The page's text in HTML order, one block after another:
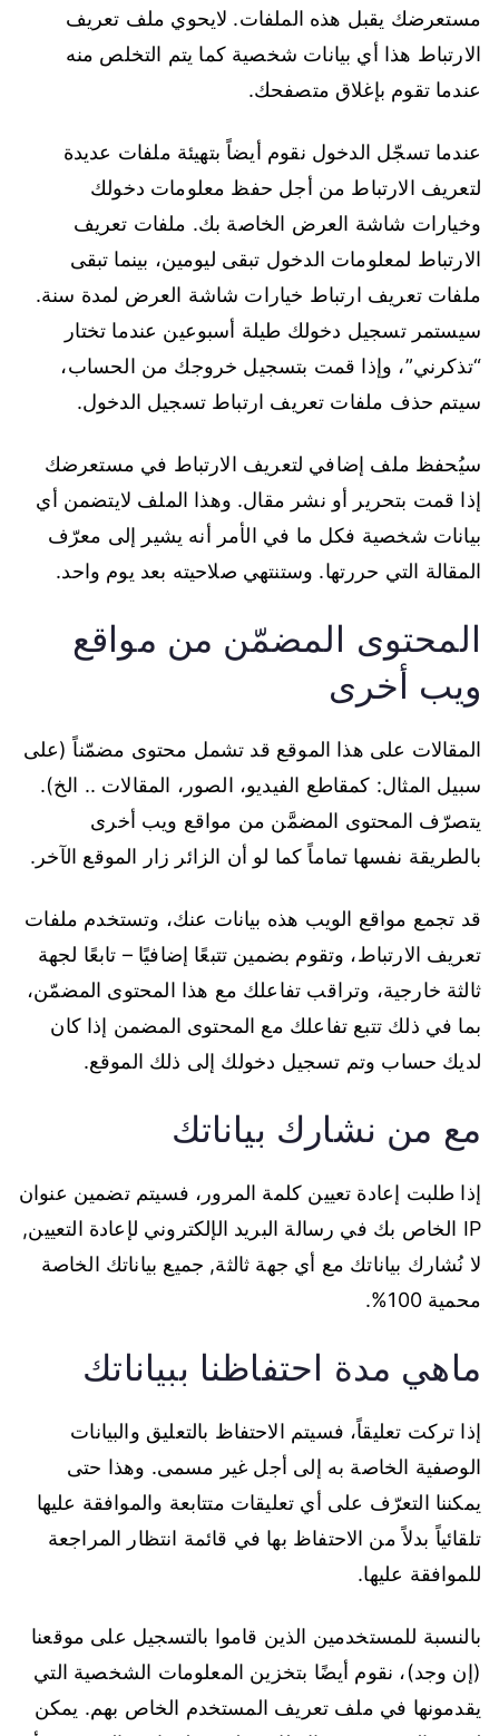
مستعرضك يقبل هذه الملفات. لايحوي ملف تعريف
الارتباط هذا أي بيانات شخصية كما يتم التخلص منه
عندما تقوم بإغلاق متصفحك.
عندما تسجّل الدخول نقوم أيضاً بتهيئة ملفات عديدة
لتعريف الارتباط من أجل حفظ معلومات دخولك
وخيارات شاشة العرض الخاصة بك. ملفات تعريف
الارتباط لمعلومات الدخول تبقى ليومين، بينما تبقى
ملفات تعريف ارتباط خيارات شاشة العرض لمدة سنة.
سيستمر تسجيل دخولك طيلة أسبوعين عندما تختار
“تذكرني”، وإذا قمت بتسجيل خروجك من الحساب،
سيتم حذف ملفات تعريف ارتباط تسجيل الدخول.
سيُحفظ ملف إضافي لتعريف الارتباط في مستعرضك
إذا قمت بتحرير أو نشر مقال. وهذا الملف لايتضمن أي
بيانات شخصية فكل ما في الأمر أنه يشير إلى معرّف
المقالة التي حررتها. وستنتهي صلاحيته بعد يوم واحد.
المحتوى المضمّن من مواقع
ويب أخرى
المقالات على هذا الموقع قد تشمل محتوى مضمّناً (على
سبيل المثال: كمقاطع الفيديو، الصور، المقالات .. الخ).
يتصرّف المحتوى المضمَّن من مواقع ويب أخرى
بالطريقة نفسها تماماً كما لو أن الزائر زار الموقع الآخر.
قد تجمع مواقع الويب هذه بيانات عنك، وتستخدم ملفات
تعريف الارتباط، وتقوم بضمين تتبعًا إضافيًا – تابعًا لجهة
ثالثة خارجية، وتراقب تفاعلك مع هذا المحتوى المضمّن،
بما في ذلك تتبع تفاعلك مع المحتوى المضمن إذا كان
لديك حساب وتم تسجيل دخولك إلى ذلك الموقع.
مع من نشارك بياناتك
إذا طلبت إعادة تعيين كلمة المرور، فسيتم تضمين عنوان
IP الخاص بك في رسالة البريد الإلكتروني لإعادة التعيين,
لا نُشارك بياناتك مع أي جهة ثالثة, جميع بياناتك الخاصة
محمية 100%.
ماهي مدة احتفاظنا ببياناتك
إذا تركت تعليقاً، فسيتم الاحتفاظ بالتعليق والبيانات
الوصفية الخاصة به إلى أجل غير مسمى. وهذا حتى
يمكننا التعرّف على أي تعليقات متتابعة والموافقة عليها
تلقائياً بدلاً من الاحتفاظ بها في قائمة انتظار المراجعة
للموافقة عليها.
بالنسبة للمستخدمين الذين قاموا بالتسجيل على موقعنا
(إن وجد)، نقوم أيضًا بتخزين المعلومات الشخصية التي
يقدمونها في ملف تعريف المستخدم الخاص بهم. يمكن